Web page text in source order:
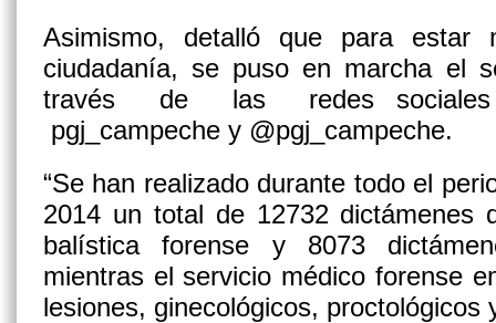
Asimismo, detalló que para
ciudadanía, se puso en marcha el
través de las redes sociales
pgj_campeche y @pgj_campeche.
“Se han realizado durante todo el
2014 un total de 12732 dictámenes
balística forense y 8073
mientras el servicio médico forense
lesiones, ginecológicos, proctológicos